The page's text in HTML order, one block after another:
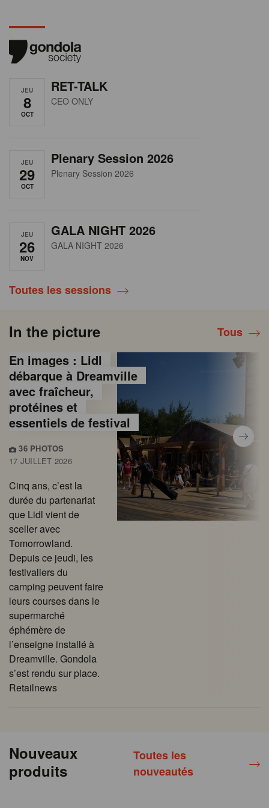
JEU
8
OCT
RET-TALK
CEO ONLY
JEU
29
OCT
Plenary Session 2026
Plenary Session 2026
JEU
26
NOV
GALA NIGHT 2026
GALA NIGHT 2026
Toutes les sessions
In the picture Tous
En images : Lidl
débarque à Dreamville
avec fraîcheur,
protéines et
essentiels de festival
36 PHOTOS
17 JUILLET 2026
Cinq ans, c’est la
durée du partenariat
que Lidl vient de
sceller avec
Tomorrowland.
Depuis ce jeudi, les
festivaliers du
camping peuvent faire
leurs courses dans le
supermarché
éphémère de
l’enseigne installé à
Dreamville. Gondola
s’est rendu sur place.
Retailnews
Nouveaux
produits
Toutes les
nouveautés